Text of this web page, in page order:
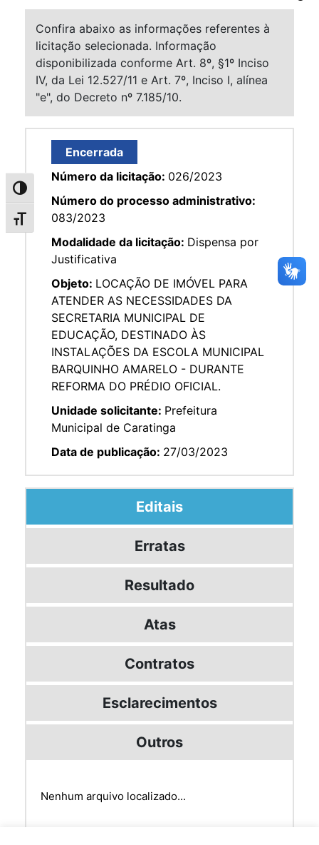
Alternar alto contraste
Alternar tamanho da fonte
Confira abaixo as informações referentes à
licitação selecionada. Informação
disponibilizada conforme Art. 8º, §1º Inciso
IV, da Lei 12.527/11 e Art. 7º, Inciso I, alínea
"e", do Decreto nº 7.185/10.
Encerrada
Número da licitação: 026/2023
Número do processo administrativo:
083/2023
Modalidade da licitação: Dispensa por
Justificativa
Objeto: LOCAÇÃO DE IMÓVEL PARA
ATENDER AS NECESSIDADES DA
SECRETARIA MUNICIPAL DE
EDUCAÇÃO, DESTINADO ÀS
INSTALAÇÕES DA ESCOLA MUNICIPAL
BARQUINHO AMARELO - DURANTE
REFORMA DO PRÉDIO OFICIAL.
Unidade solicitante: Prefeitura
Municipal de Caratinga
Data de publicação: 27/03/2023
Editais
Erratas
Resultado
Atas
Contratos
Esclarecimentos
Outros
Nenhum arquivo localizado...